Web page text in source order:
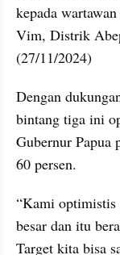
kepada
Vim, Distrik
(27/11/2024)
Dengan
bintang tiga ini
Gubernur Papua
60 persen.
“Kami optimistis
besar dan itu
Target kita bisa